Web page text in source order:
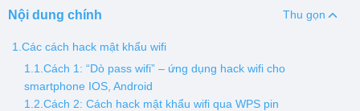
Thay pin
Thay vỏ
Nội dung chính Thu gọn
1.Các cách hack mật khẩu wifi
1.1.Cách 1: “Dò pass wifi” – ứng dụng hack wifi cho
smartphone IOS, Android
1.2.Cách 2: Cách hack mật khẩu wifi qua WPS pin